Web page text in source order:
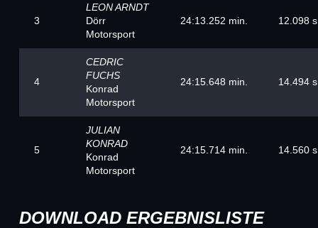
3
LEON ARNDT
Dörr
Motorsport
24:13.252 min. 12.098 s
4
CEDRIC
FUCHS
Konrad
Motorsport
24:15.648 min. 14.494 s
5
JULIAN
KONRAD
Konrad
Motorsport
24:15.714 min. 14.560 s
DOWNLOAD ERGEBNISLISTE